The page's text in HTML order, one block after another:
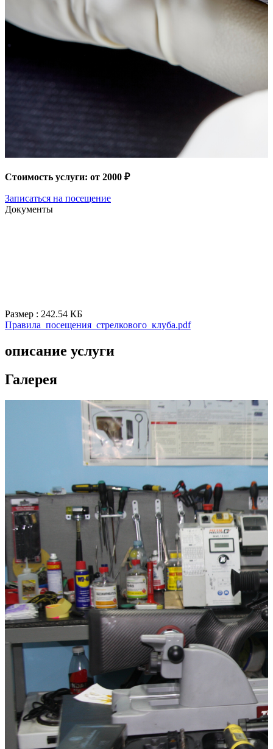
Стоимость услуги: от 2000 ₽
Записаться на посещение
Документы
Размер : 242.54 КБ
Правила_посещения_стрелкового_клуба.pdf
описание услуги
Галерея